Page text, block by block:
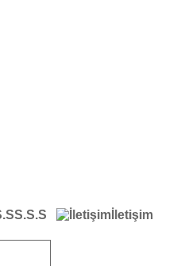
S.S.S İletişim